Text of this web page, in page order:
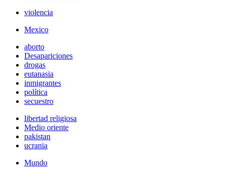
violencia
Mexico
aborto
Desapariciones
drogas
eutanasia
inmigrantes
política
secuestro
libertad religiosa
Medio oriente
pakistan
ucrania
Mundo